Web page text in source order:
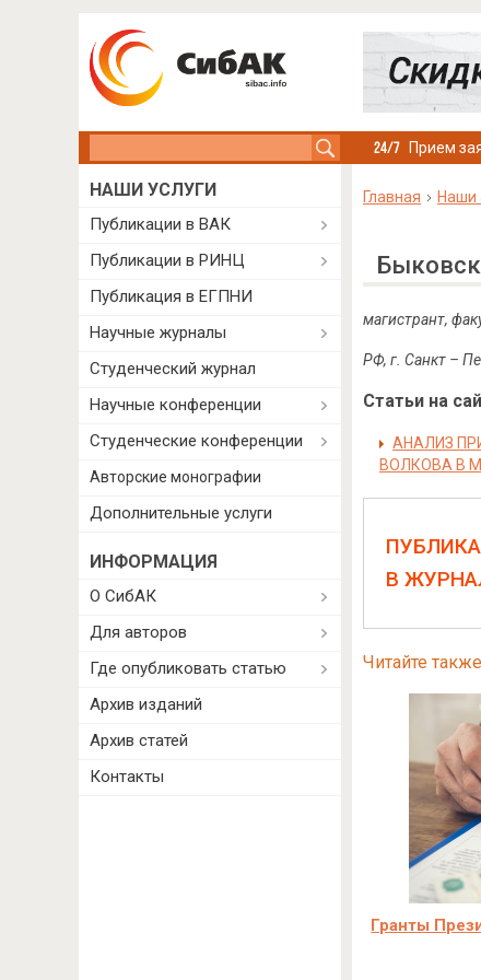
Прием
Главная Наши
магистрант,
РФ, г. Санкт –
Статьи на
АНАЛИЗ
ВОЛКОВА В
В
Читайте также
Гранты
НАШИ УСЛУГИ
Публикации в ВАК
Публикации в РИНЦ
Публикация в ЕГПНИ
Научные журналы
Студенческий журнал
Научные конференции
Студенческие конференции
Авторские монографии
Дополнительные услуги
ИНФОРМАЦИЯ
О СибАК
Для авторов
Где опубликовать статью
Архив изданий
Архив статей
Контакты